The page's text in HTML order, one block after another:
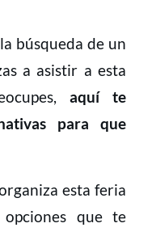
búsqueda de un
a asistir a esta
aquí te
para que
esta feria
que te